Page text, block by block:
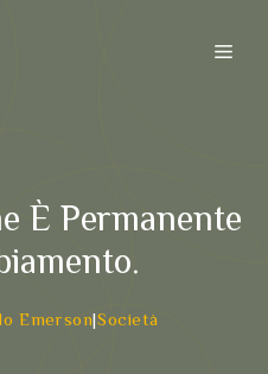
È Permanente
Emerson|Società